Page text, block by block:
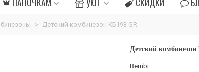
> Детский комбинезон КБ193 GR
Детский
Bembi